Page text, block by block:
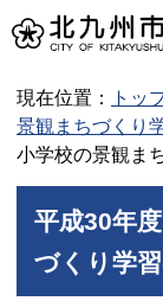
現在位置： トッ
景観まちづくり
小学校の景観ま
平成30年
づくり学習